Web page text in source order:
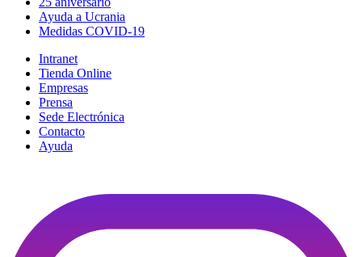
Ayuda a Ucrania
Medidas COVID-19
Intranet
Tienda Online
Empresas
Prensa
Sede Electrónica
Contacto
Ayuda